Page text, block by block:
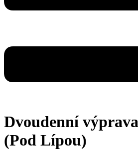
Dvoudenní
(Pod Lípou)